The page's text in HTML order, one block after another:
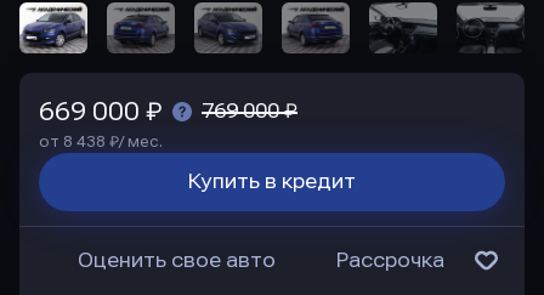
669 000 ₽ 769 000 ₽
от 8 438 ₽/ мес.
Купить в кредит
Оценить свое авто Рассрочка